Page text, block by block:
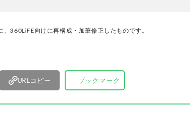
なたにお届け。編集長・高橋咲彩を中心に、11名以上の
360LiFE向けに再構成・加筆修正したものです。
URLコピー ブックマーク